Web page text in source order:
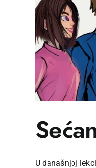
U današnjoj